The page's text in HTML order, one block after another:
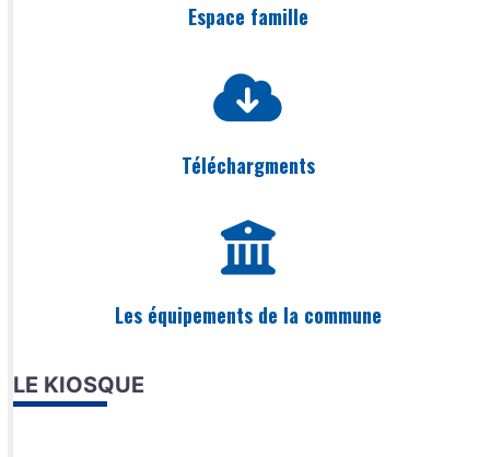
Espace famille
Téléchargments
Les équipements de la commune
LE KIOSQUE